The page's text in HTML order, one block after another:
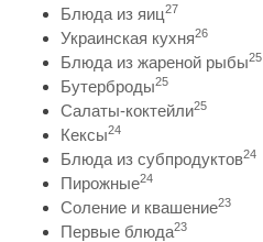
Блюда из яиц27
Украинская кухня26
Блюда из жареной рыбы25
Бутерброды25
Салаты-коктейли25
Кексы24
Блюда из субпродуктов24
Пирожные24
Соление и квашение23
Первые блюда23